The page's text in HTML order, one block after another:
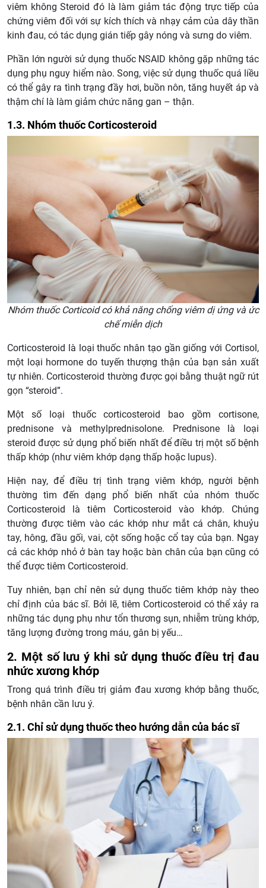
viêm không Steroid đó là làm giảm tác động trực tiếp của
chứng viêm đối với sự kích thích và nhạy cảm của dây thần
kinh đau, có tác dụng gián tiếp gây nóng và sưng do viêm.
Phần lớn người sử dụng thuốc NSAID không gặp những tác
dụng phụ nguy hiểm nào. Song, việc sử dụng thuốc quá liều
có thể gây ra tình trạng đầy hơi, buồn nôn, tăng huyết áp và
thậm chí là làm giảm chức năng gan – thận.
1.3. Nhóm thuốc Corticosteroid
Nhóm thuốc Corticoid có khả năng chống viêm dị ứng và ức
chế miễn dịch
Corticosteroid là loại thuốc nhân tạo gần giống với Cortisol,
một loại hormone do tuyến thượng thận của bạn sản xuất
tự nhiên. Corticosteroid thường được gọi bằng thuật ngữ rút
gọn “steroid”.
Một số loại thuốc corticosteroid bao gồm cortisone,
prednisone và methylprednisolone. Prednisone là loại
steroid được sử dụng phổ biến nhất để điều trị một số bệnh
thấp khớp (như viêm khớp dạng thấp hoặc lupus).
Hiện nay, để điều trị tình trạng viêm khớp, người bệnh
thường tìm đến dạng phổ biến nhất của nhóm thuốc
Corticosteroid là tiêm Corticosteroid vào khớp. Chúng
thường được tiêm vào các khớp như mắt cá chân, khuỷu
tay, hông, đầu gối, vai, cột sống hoặc cổ tay của bạn. Ngay
cả các khớp nhỏ ở bàn tay hoặc bàn chân của bạn cũng có
thể được tiêm Corticosteroid.
Tuy nhiên, bạn chỉ nên sử dụng thuốc tiêm khớp này theo
chỉ định của bác sĩ. Bởi lẽ, tiêm Corticosteroid có thể xảy ra
những tác dụng phụ như tổn thương sụn, nhiễm trùng khớp,
tăng lượng đường trong máu, gân bị yếu…
2. Một số lưu ý khi sử dụng thuốc điều trị đau
nhức xương khớp
Trong quá trình điều trị giảm đau xương khớp bằng thuốc,
bệnh nhân cần lưu ý.
2.1. Chỉ sử dụng thuốc theo hướng dẫn của bác sĩ